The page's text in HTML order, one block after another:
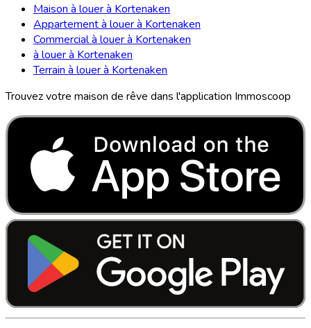
Maison à louer à Kortenaken
Appartement à louer à Kortenaken
Commercial à louer à Kortenaken
à louer à Kortenaken
Terrain à louer à Kortenaken
Trouvez votre maison de rêve dans l'application Immoscoop